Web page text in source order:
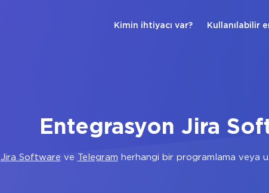
Kimin ihtiyacı var? Kullanılabilir
Entegrasyon Jira
Jira Software ve Telegram herhangi bir programlama veya